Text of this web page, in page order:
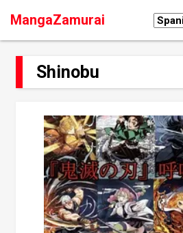
MangaZamurai
Shinobu